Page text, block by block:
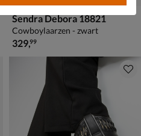
Sendra Debora 18821
Cowboylaarzen - zwart
€ 329,99
329,99